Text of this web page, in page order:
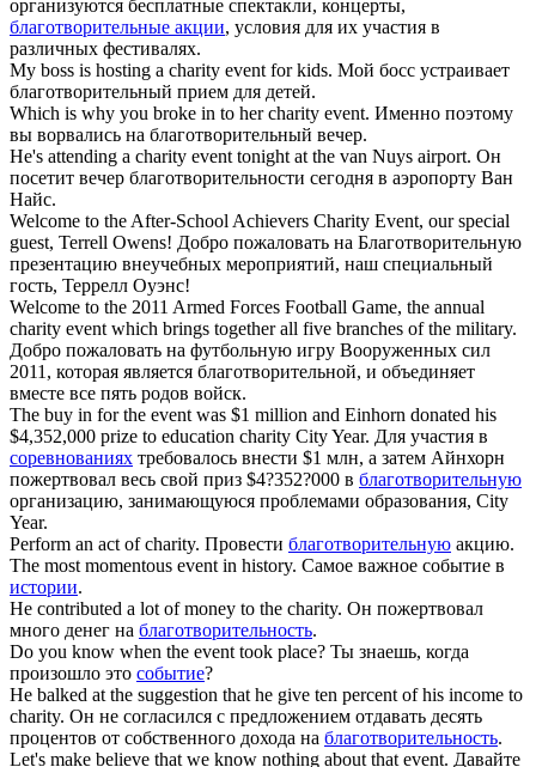
организуются бесплатные спектакли, концерты,
благотворительные акции, условия для их участия в
различных фестивалях.
My boss is hosting a charity eventfor kids. Мой босс устраивает
благотворительный прием для детей.
Which is why you broke in to hercharity event. Именно поэтому
вы ворвались на благотворительный вечер.
He's attending a charity eventtonight at the van Nuys airport. Он
посетит вечер благотворительности сегодня в аэропорту Ван
Найс.
Welcome to the After-School Achievers Charity Event, our special
guest, Terrell Owens! Добро пожаловать на Благотворительную
презентацию внеучебных мероприятий, наш специальный
гость, Террелл Оуэнс!
Welcome to the 2011 Armed Forces Football Game, the annual
charity eventwhich brings together all five branches of the military.
Добро пожаловать на футбольную игру Вооруженных сил
2011, которая является благотворительной, и объединяет
вместе все пять родов войск.
The buy in for the eventwas $1 million and Einhorn donated his
$4,352,000 prize to education charity City Year. Для участия в
соревнованиях требовалось внести $1 млн, а затем Айнхорн
пожертвовал весь свой приз $4?352?000 в благотворительную
организацию, занимающуюся проблемами образования, City
Year.
Perform an act ofcharity. Провести благотворительную акцию.
The most momentous eventin history. Самое важное событие в
истории.
He contributed a lot of money to the charity. Он пожертвовал
много денег на благотворительность.
Do you know when the eventtook place? Ты знаешь, когда
произошло это событие?
He balked at the suggestion that he give ten percent of his income to
charity. Он не согласился с предложением отдавать десять
процентов от собственного дохода на благотворительность.
Let's make believe that we know nothing about thatevent. Давайте